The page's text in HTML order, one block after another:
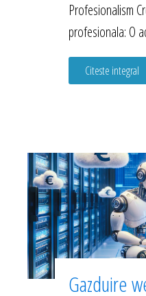
Profesionalism
profesionala: O
Citeste integral
Gazduire